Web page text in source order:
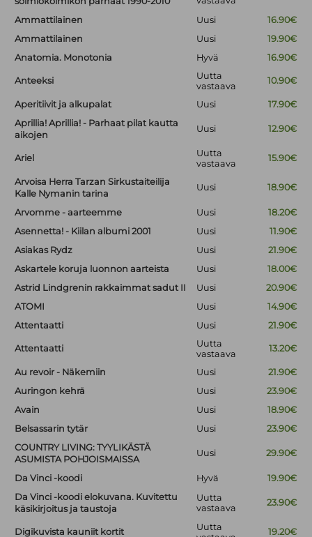
Ammattilainen Uusi
16.90€
Ammattilainen
Uusi
19.90€
Anatomia. Monotonia
Hyvä 16.90€
Anteeksi
Uutta
vastaava
10.90€
Aperitiivit ja alkupalat Uusi
17.90€
Aprillia! Aprillia! - Parhaat pilat kautta
aikojen
Uusi 12.90€
Ariel
Uutta
vastaava
15.90€
Arvoisa Herra Tarzan Sirkustaiteilija
Kalle Nymanin tarina
Uusi 18.90€
Arvomme - aarteemme Uusi
18.20€
Asennetta! - Kiilan albumi 2001
Uusi
11.90€
Asiakas Rydz
Uusi
21.90€
Askartele koruja luonnon aarteista
Uusi
18.00€
Astrid Lindgrenin rakkaimmat sadut II
Uusi
20.90€
ATOMI
Uusi
14.90€
Attentaatti
Uusi 21.90€
Attentaatti
Uutta
vastaava
13.20€
Au revoir - Näkemiin Uusi
21.90€
Auringon kehrä
Uusi
23.90€
Avain
Uusi
18.90€
Belsassarin tytär
Uusi
23.90€
COUNTRY LIVING: TYYLIKÄSTÄ
ASUMISTA POHJOISMAISSA
Uusi 29.90€
Da Vinci -koodi Hyvä
19.90€
Da Vinci -koodi elokuvana. Kuvitettu
käsikirjoitus ja taustoja
Uutta
vastaava
23.90€
Digikuvista kauniit kortit
Uutta
19.20€